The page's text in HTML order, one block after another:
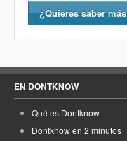
¿Quieres saber
EN DONTKNOW
Qué es Dontknow
Dontknow en 2 minutos